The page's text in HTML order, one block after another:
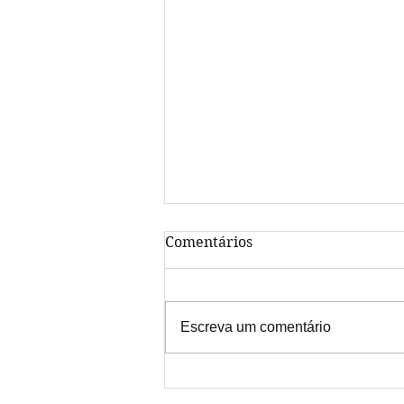
Comentários
Escreva um comentário